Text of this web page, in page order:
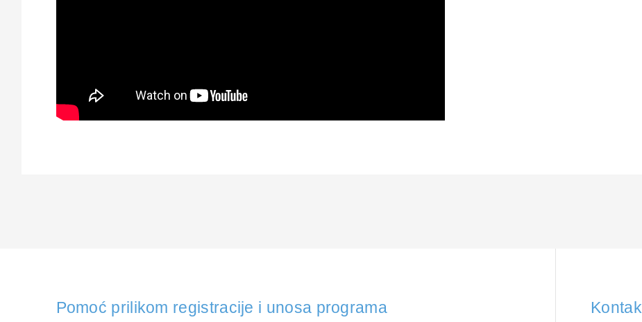
Pomoć prilikom registracije i unosa programa